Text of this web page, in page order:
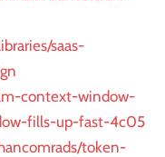
saas-
context-window-
fills-up-fast-4c05
token-